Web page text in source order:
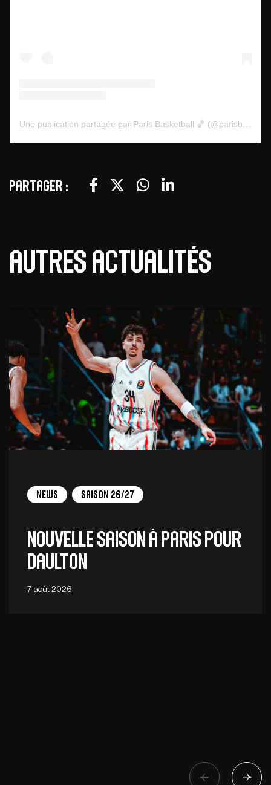
Partager :
Autres actualités
News Saison 26/27
Nouvelle saison à Paris pour
Daulton
7 août 2026